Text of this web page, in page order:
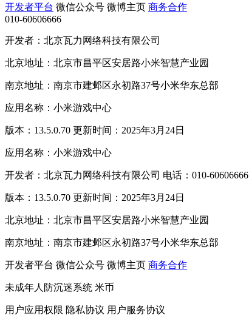
开发者平台 微信公众号 微博主页 商务合作
010-60606666
开发者：北京瓦力网络科技有限公司
北京地址：北京市昌平区安居路小米智慧产业园
南京地址：南京市建邺区永初路37号小米华东总部
应用名称：小米游戏中心
版本：13.5.0.70 更新时间：2025年3月24日
应用名称：小米游戏中心
开发者：北京瓦力网络科技有限公司 电话：010-60606666
版本：13.5.0.70 更新时间：2025年3月24日
北京地址：北京市昌平区安居路小米智慧产业园
南京地址：南京市建邺区永初路37号小米华东总部
开发者平台 微信公众号 微博主页 商务合作
未成年人防沉迷系统 米币
用户应用权限 隐私协议 用户服务协议